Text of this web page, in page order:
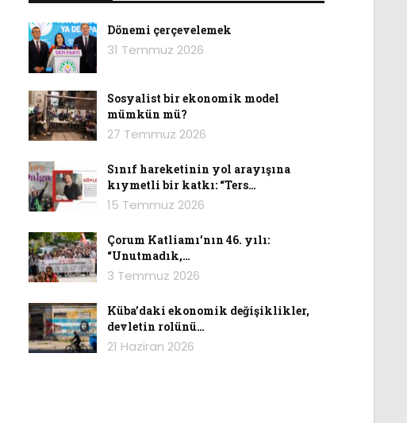
Dönemi çerçevelemek
31 Temmuz 2026
Sosyalist bir ekonomik model
mümkün mü?
27 Temmuz 2026
Sınıf hareketinin yol arayışına
kıymetli bir katkı: “Ters…
15 Temmuz 2026
Çorum Katliamı’nın 46. yılı:
“Unutmadık,…
3 Temmuz 2026
Küba’daki ekonomik değişiklikler,
devletin rolünü…
21 Haziran 2026